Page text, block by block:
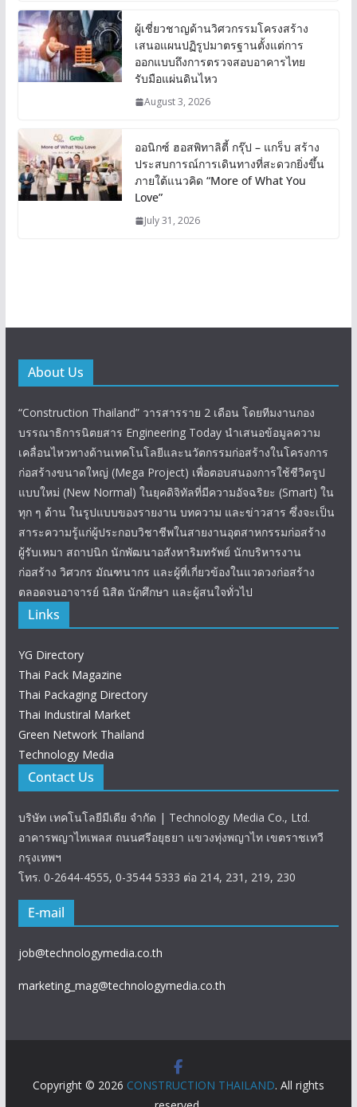
ผู้เชี่ยวชาญด้านวิศวกรรมโครงสร้าง
เสนอแผนปฏิรูปมาตรฐานตั้งแต่การ
ออกแบบถึงการตรวจสอบอาคารไทย
รับมือแผ่นดินไหว
August 3, 2026
ออนิกซ์ ฮอสพิทาลิตี้ กรุ๊ป – แกร็บ สร้าง
ประสบการณ์การเดินทางที่สะดวกยิ่งขึ้น
ภายใต้แนวคิด “More of What You
Love”
July 31, 2026
About Us
“Construction Thailand” วารสารราย 2 เดือน โดยทีมงานกอง
บรรณาธิการนิตยสาร Engineering Today นำเสนอข้อมูลความ
เคลื่อนไหวทางด้านเทคโนโลยีและนวัตกรรมก่อสร้างในโครงการ
ก่อสร้างขนาดใหญ่ (Mega Project) เพื่อตอบสนองการใช้ชีวิตรูป
แบบใหม่ (New Normal) ในยุคดิจิทัลที่มีความอัจฉริยะ (Smart) ใน
ทุก ๆ ด้าน ในรูปแบบของรายงาน บทความ และข่าวสาร ซึ่งจะเป็น
สาระความรู้แก่ผู้ประกอบวิชาชีพในสายงานอุตสาหกรรมก่อสร้าง
ผู้รับเหมา สถาปนิก นักพัฒนาอสังหาริมทรัพย์ นักบริหารงาน
ก่อสร้าง วิศวกร มัณฑนากร และผู้ที่เกี่ยวข้องในแวดวงก่อสร้าง
ตลอดจนอาจารย์ นิสิต นักศึกษา และผู้สนใจทั่วไป
Links
YG Directory
Thai Pack Magazine
Thai Packaging Directory
Thai Industiral Market
Green Network Thailand
Technology Media
Contact Us
บริษัท เทคโนโลยีมีเดีย จำกัด | Technology Media Co., Ltd.
อาคารพญาไทเพลส ถนนศรีอยุธยา แขวงทุ่งพญาไท เขตราชเทวี
กรุงเทพฯ
โทร. 0-2644-4555, 0-3544 5333 ต่อ 214, 231, 219, 230
E-mail
job@technologymedia.co.th
marketing_mag@technologymedia.co.th
Copyright © 2026 CONSTRUCTION THAILAND. All rights